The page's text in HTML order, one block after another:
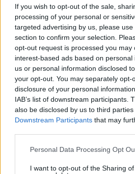
If you wish to opt-out of the sale,
processing of your personal or
targeted advertising by us, please
section to confirm your selection.
opt-out request is processed you may
interest-based ads based on
us or personal information disclosed
your opt-out. You may separately opt-
disclosure of your personal
IAB’s list of downstream participants.
also be disclosed by us to third
Downstream Participants that may
Please note that this website/app
not limited to your visit or usage
Personal Data Processing Opt
I want to opt-out of the Sharing
Βίντεο: Μεθυσμένη σκότωσε
μετά τον γάμο της και στο
κλαίγοντας τον πατέρα της
08.08.2026, 09:25